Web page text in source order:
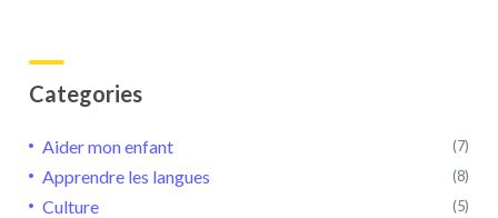
Categories
Aider mon enfant (7)
Apprendre les langues (8)
Culture (5)